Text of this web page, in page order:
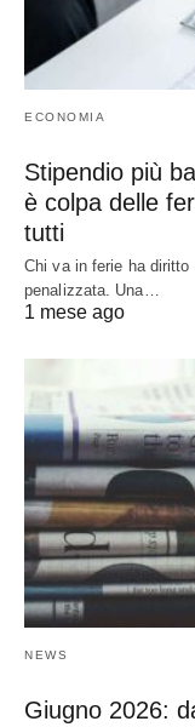
ECONOMIA
Stipendio più
è colpa delle
tutti
Chi va in ferie ha diritto
penalizzata. Una…
1 mese ago
NEWS
Giugno 2026: